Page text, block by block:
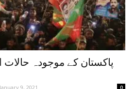
پاکستان کے موجودہ
January 9, 2021 0